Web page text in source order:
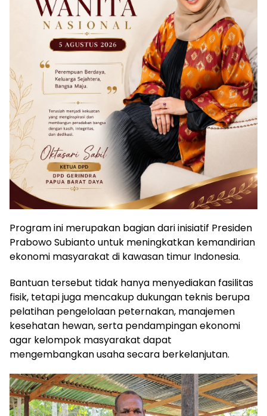
Program ini merupakan bagian dari inisiatif Presiden
Prabowo Subianto untuk meningkatkan kemandirian
ekonomi masyarakat di kawasan timur Indonesia.
Bantuan tersebut tidak hanya menyediakan fasilitas
fisik, tetapi juga mencakup dukungan teknis berupa
pelatihan pengelolaan peternakan, manajemen
kesehatan hewan, serta pendampingan ekonomi
agar kelompok masyarakat dapat
mengembangkan usaha secara berkelanjutan.